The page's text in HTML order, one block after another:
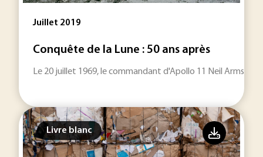
Juillet 2019
Conquête de la Lune : 50 ans après
Le 20 juillet 1969, le commandant d'Apollo 11 Neil
Livre blanc